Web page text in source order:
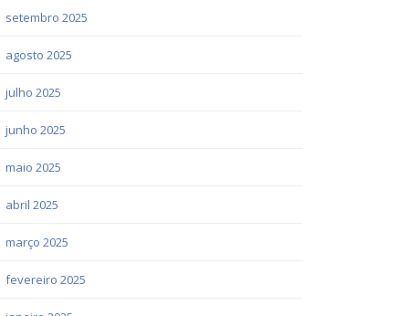
setembro 2025
agosto 2025
julho 2025
junho 2025
maio 2025
abril 2025
março 2025
fevereiro 2025